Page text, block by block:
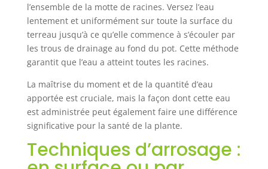
l’ensemble de la motte de racines. Versez l’eau
lentement et uniformément sur toute la surface du
terreau jusqu’à ce qu’elle commence à s’écouler par
les trous de drainage au fond du pot. Cette méthode
garantit que l’eau a atteint toutes les racines.
La maîtrise du moment et de la quantité d’eau
apportée est cruciale, mais la façon dont cette eau
est administrée peut également faire une différence
significative pour la santé de la plante.
Techniques d’arrosage :